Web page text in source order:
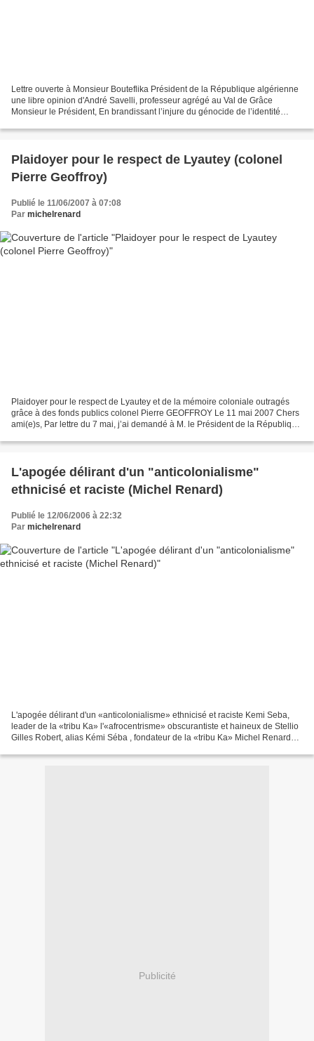
Lettre ouverte à Monsieur Bouteflika Président de la République algérienne
une libre opinion d'André Savelli, professeur agrégé au Val de Grâce
Monsieur le Président, En brandissant l’injure du génocide de l’identité
Plaidoyer pour le respect de Lyautey (colonel
Pierre Geoffroy)
Publié le 11/06/2007 à 07:08
Par michelrenard
Plaidoyer pour le respect de Lyautey et de la mémoire coloniale outragés
grâce à des fonds publics colonel Pierre GEOFFROY Le 11 mai 2007 Chers
ami(e)s, Par lettre du 7 mai, j’ai demandé à M. le Président de la République
L'apogée délirant d'un "anticolonialisme"
ethnicisé et raciste (Michel Renard)
Publié le 12/06/2006 à 22:32
Par michelrenard
L'apogée délirant d'un «anticolonialisme» ethnicisé et raciste Kemi Seba,
leader de la «tribu Ka» l'«afrocentrisme» obscurantiste et haineux de Stellio
Gilles Robert, alias Kémi Séba , fondateur de la «tribu Ka» Michel Renard
Publicité